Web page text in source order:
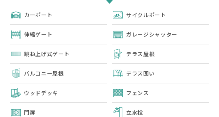
カーポート サイクルポート
伸縮ゲート ガレージシャッター
跳ね上げ式ゲート テラス屋根
バルコニー屋根 テラス囲い
ウッドデッキ フェンス
門扉 立水栓